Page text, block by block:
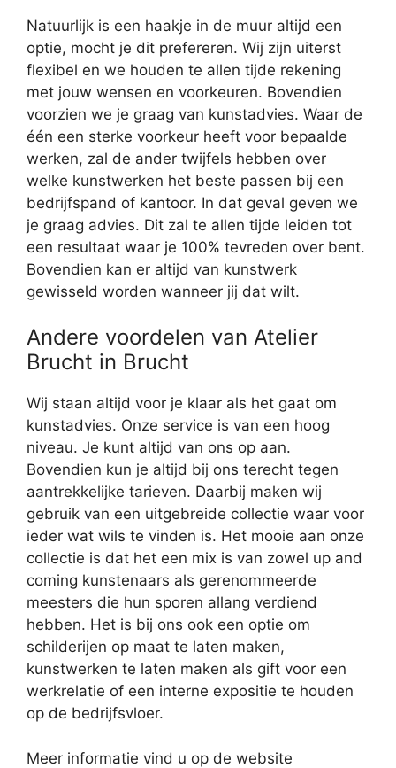
Natuurlijk is een haakje in de muur altijd een
optie, mocht je dit prefereren. Wij zijn uiterst
flexibel en we houden te allen tijde rekening
met jouw wensen en voorkeuren. Bovendien
voorzien we je graag van kunstadvies. Waar de
één een sterke voorkeur heeft voor bepaalde
werken, zal de ander twijfels hebben over
welke kunstwerken het beste passen bij een
bedrijfspand of kantoor. In dat geval geven we
je graag advies. Dit zal te allen tijde leiden tot
een resultaat waar je 100% tevreden over bent.
Bovendien kan er altijd van kunstwerk
gewisseld worden wanneer jij dat wilt.
Andere voordelen van Atelier
Brucht in Brucht
Wij staan altijd voor je klaar als het gaat om
kunstadvies. Onze service is van een hoog
niveau. Je kunt altijd van ons op aan.
Bovendien kun je altijd bij ons terecht tegen
aantrekkelijke tarieven. Daarbij maken wij
gebruik van een uitgebreide collectie waar voor
ieder wat wils te vinden is. Het mooie aan onze
collectie is dat het een mix is van zowel up and
coming kunstenaars als gerenommeerde
meesters die hun sporen allang verdiend
hebben. Het is bij ons ook een optie om
schilderijen op maat te laten maken,
kunstwerken te laten maken als gift voor een
werkrelatie of een interne expositie te houden
op de bedrijfsvloer.
Meer informatie vind u op de website